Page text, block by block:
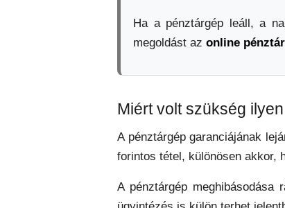
Ha a pénztárgép leáll, a
megoldást az online
Miért volt szükség
A pénztárgép garanciájának
forintos tétel, különösen akkor,
A pénztárgép